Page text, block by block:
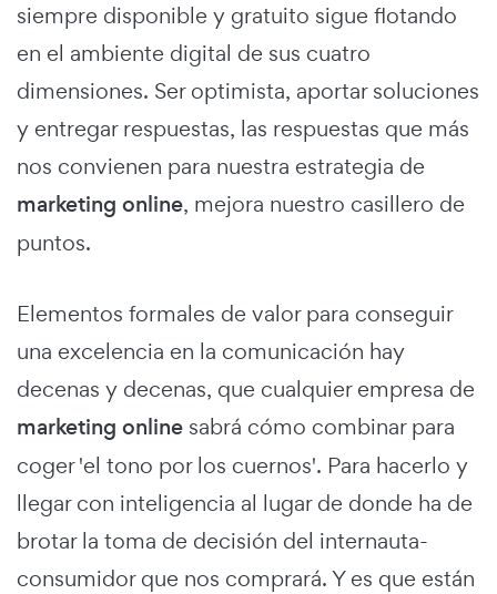
siempre disponible y gratuito sigue flotando
en el ambiente digital de sus cuatro
dimensiones. Ser optimista, aportar soluciones
y entregar respuestas, las respuestas que más
nos convienen para nuestra estrategia de
marketing online, mejora nuestro casillero de
puntos.
Elementos formales de valor para conseguir
una excelencia en la comunicación hay
decenas y decenas, que cualquier empresa de
marketing online sabrá cómo combinar para
coger 'el tono por los cuernos'. Para hacerlo y
llegar con inteligencia al lugar de donde ha de
brotar la toma de decisión del internauta-
consumidor que nos comprará. Y es que están